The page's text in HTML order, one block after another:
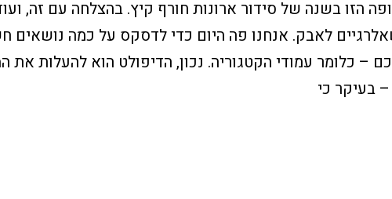
לאבק. אנחנו פה היום כדי לדסקס על כמה נושאים
בעיקר כי